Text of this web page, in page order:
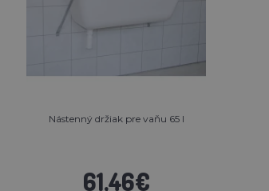
Nástenný držiak pre vaňu 65 l
61,46€